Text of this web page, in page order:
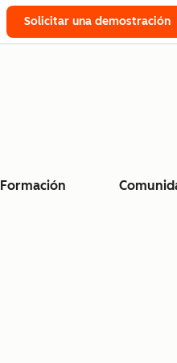
Solicitar una demostración
Formación